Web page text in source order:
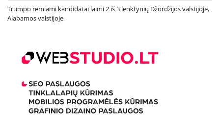
Trumpo remiami kandidatai laimi 2 iš 3 lenktynių Džordžijos valstijoje,
Alabamos valstijoje